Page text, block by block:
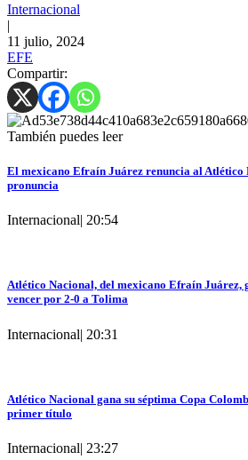
Internacional
|
11 julio, 2024
EFE
Compartir:
También puedes leer
El mexicano Efraín Juárez renuncia al Atlético
pronuncia
Internacional| 20:54
Atlético Nacional, del mexicano Efraín Juárez,
vencer por 2-0 a Tolima
Internacional| 20:31
Atlético Nacional gana su séptima Copa
primer título
Internacional| 23:27